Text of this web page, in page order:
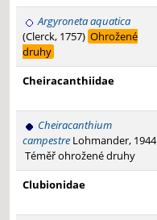
Argyroneta aquatica
(Clerck, 1757) Ohrožené
druhy
Cheiracanthiidae
Cheiracanthium
campestre Lohmander, 1944
Téměř ohrožené druhy
Clubionidae